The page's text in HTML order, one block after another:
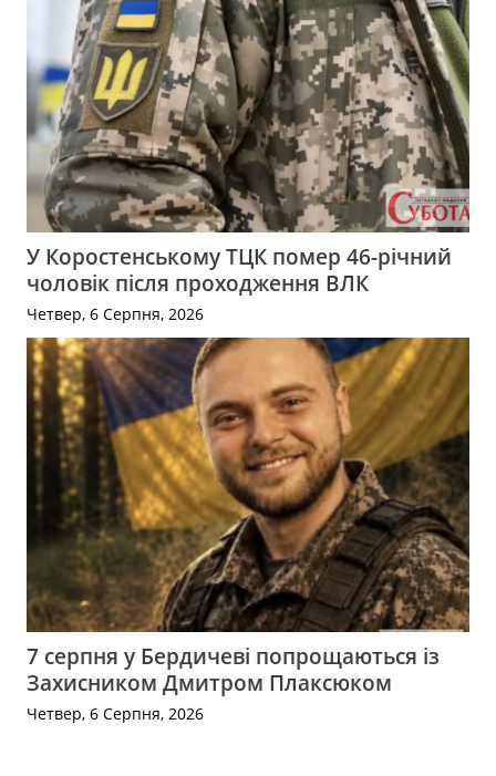
У Коростенському ТЦК помер 46-річний
чоловік після проходження ВЛК
Четвер, 6 Серпня, 2026
7 серпня у Бердичеві попрощаються із
Захисником Дмитром Плаксюком
Четвер, 6 Серпня, 2026